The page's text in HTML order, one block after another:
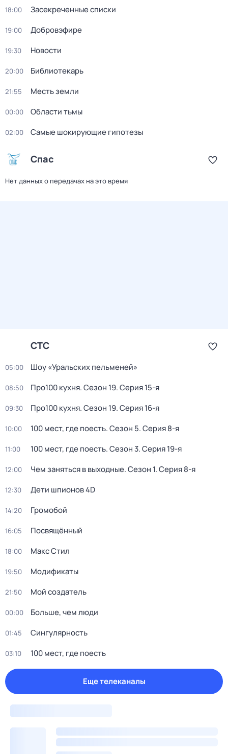
18:00 Заcекрeченные списки
19:00 Добровэфире
19:30 Новости
20:00 Библиотекарь
21:55 Месть земли
00:00 Области тьмы
02:00 Самые шoкиpующие гипотезы
Спас
Нет данных о передачах на это время
СТС
05:00 Шоу «Уральских пельменей»
08:50 Про100 кухня. Сезон 19. Серия 15-я
09:30 Про100 кухня. Сезон 19. Серия 16-я
10:00 100 мест, где поесть. Сезон 5. Серия 8-я
11:00 100 мест, где поесть. Сезон 3. Серия 19-я
12:00 Чем заняться в выходные. Сезон 1. Серия 8-я
12:30 Дети шпионов 4D
14:20 Громобой
16:05 Посвящённый
18:00 Макс Стил
19:50 Модификаты
21:50 Мой создатель
00:00 Больше, чем люди
01:45 Сингулярность
03:10 100 мест, где поесть
Еще телеканалы